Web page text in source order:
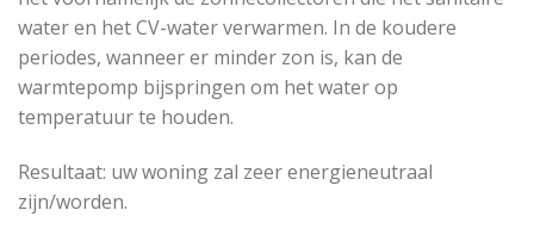
water en het CV-water verwarmen. In de koudere
periodes, wanneer er minder zon is, kan de
warmtepomp bijspringen om het water op
temperatuur te houden.
Resultaat: uw woning zal zeer energieneutraal
zijn/worden.